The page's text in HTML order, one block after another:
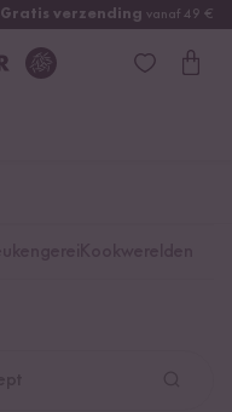
Gratis verzending vanaf 49 €